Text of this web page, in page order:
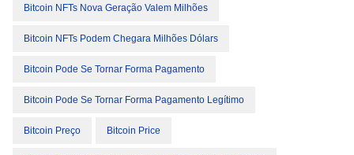
Bitcoin NFTs Nova Geração Valem Milhões
Bitcoin NFTs Podem Chegara Milhões Dólars
Bitcoin Pode Se Tornar Forma Pagamento
Bitcoin Pode Se Tornar Forma Pagamento Legítimo
Bitcoin Preço Bitcoin Price